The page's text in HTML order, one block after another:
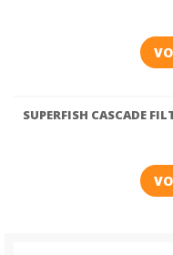
SUPERFISH CASCADE